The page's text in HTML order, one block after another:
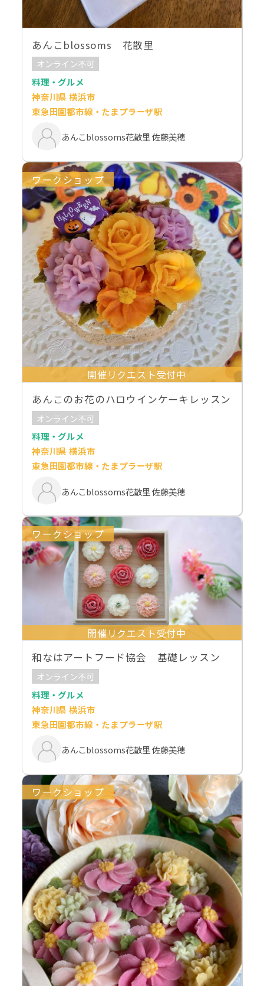
あんこblossoms 花散里
オンライン不可
料理・グルメ
神奈川県 横浜市
東急田園都市線・たまプラーザ駅
あんこblossoms花散里 佐藤美穂
ワークショップ
開催リクエスト受付中
あんこのお花のハロウインケーキレッスン
オンライン不可
料理・グルメ
神奈川県 横浜市
東急田園都市線・たまプラーザ駅
あんこblossoms花散里 佐藤美穂
ワークショップ
開催リクエスト受付中
和なはアートフード協会 基礎レッスン
オンライン不可
料理・グルメ
神奈川県 横浜市
東急田園都市線・たまプラーザ駅
あんこblossoms花散里 佐藤美穂
ワークショップ